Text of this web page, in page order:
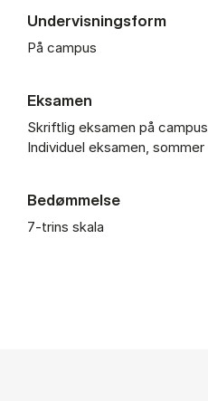
Undervisningsform
På campus
Eksamen
Skriftlig eksamen på campus
Individuel eksamen, sommer
Bedømmelse
7-trins skala